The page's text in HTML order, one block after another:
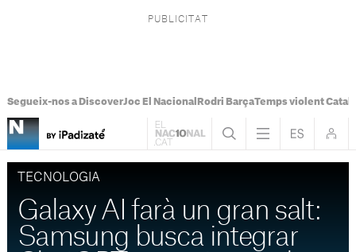
Segueix-nos a DiscoverJoc El Nacional Rodri BarçaTemps violent
TECNOLOGIA
Galaxy AI farà un gran salt:
Samsung busca integrar